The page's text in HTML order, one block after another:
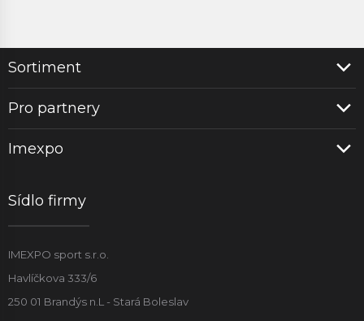
Sortiment
Pro partnery
Imexpo
Sídlo firmy
IMEXPO sport s.r.o.
Havlíčkova 333/6
250 01 Brandýs n.L - Stará Boleslav